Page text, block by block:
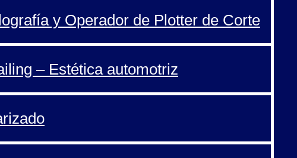
y Operador de Plotter de Corte
– Estética automotriz